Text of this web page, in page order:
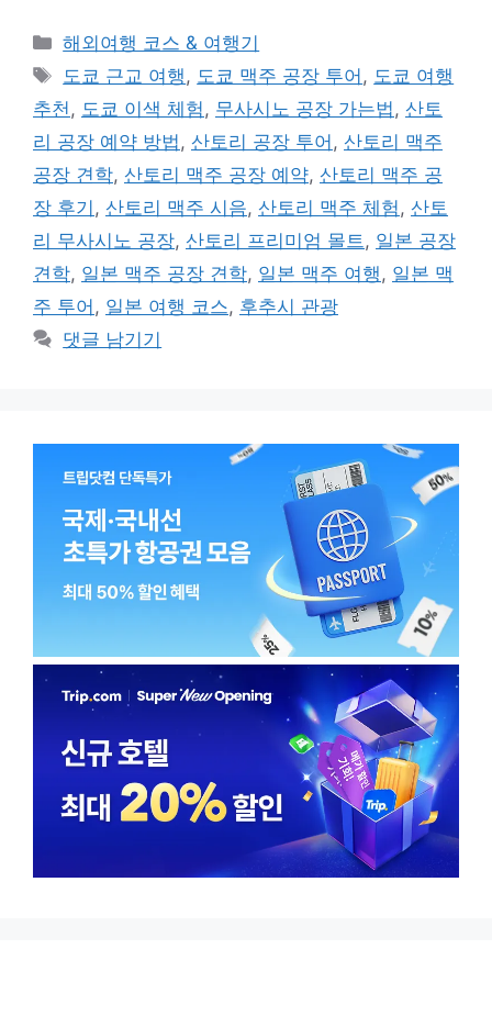
카
테
리
해외여행 코스 & 여행기
태
그
도쿄 근교 여행, 도쿄 맥주 공장 투어 , 도쿄 여행
추천, 도쿄 이색 체험, 무사시노 공장 가는법, 산토
리 공장 예약 방법, 산토리 공장 투어 , 산토리 맥주
공장 견학, 산토리 맥주 공장 예약, 산토리 맥주 공
장 후기 , 산토리 맥주 시음, 산토리 맥주 체험, 산토
리 무사시노 공장, 산토리 프리미엄 몰트, 일본 공장
견학, 일본 맥주 공장 견학, 일본 맥주 여행, 일본 맥
주 투어 , 일본 여행 코스, 후추시 관광
댓글 남기기